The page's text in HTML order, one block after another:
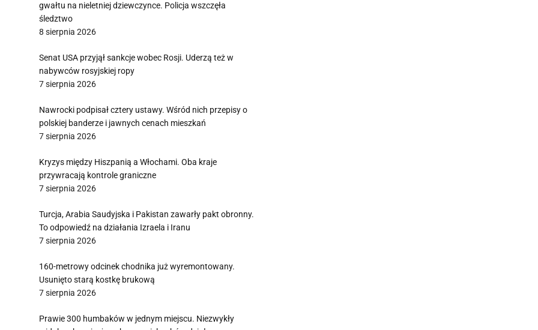
gwałtu na nieletniej dziewczynce. Policja wszczęła
śledztwo
8 sierpnia 2026
Senat USA przyjął sankcje wobec Rosji. Uderzą też w
nabywców rosyjskiej ropy
7 sierpnia 2026
Nawrocki podpisał cztery ustawy. Wśród nich przepisy o
polskiej banderze i jawnych cenach mieszkań
7 sierpnia 2026
Kryzys między Hiszpanią a Włochami. Oba kraje
przywracają kontrole graniczne
7 sierpnia 2026
Turcja, Arabia Saudyjska i Pakistan zawarły pakt obronny.
To odpowiedź na działania Izraela i Iranu
7 sierpnia 2026
160-metrowy odcinek chodnika już wyremontowany.
Usunięto starą kostkę brukową
7 sierpnia 2026
Prawie 300 humbaków w jednym miejscu. Niezwykły